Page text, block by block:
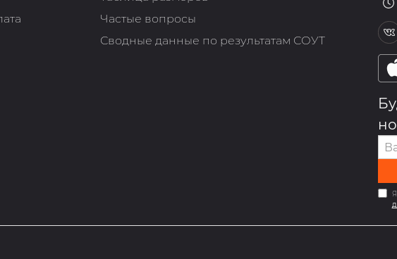
Частые вопросы
Сводные данные по результатам СОУТ